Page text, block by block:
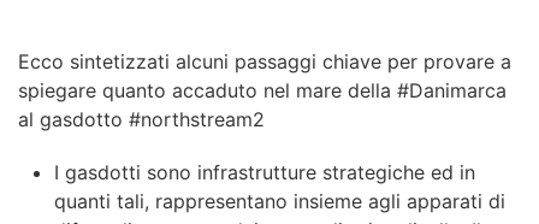
Ecco sintetizzati alcuni passaggi chiave per provare a
spiegare quanto accaduto nel mare della #Danimarca
al gasdotto #northstream2
I gasdotti sono infrastrutture strategiche ed in
quanti tali, rappresentano insieme agli apparati di